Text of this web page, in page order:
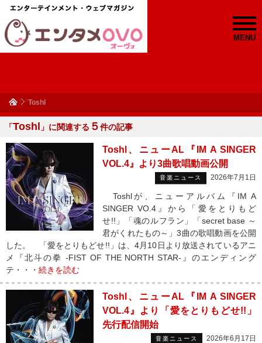
MENU
Toshl
「Toshl 」に関連する ５件の記事
Toshl、ニューAL『IM A SINGER
VOL.4』より3曲歌唱動画公開
音楽ニュース 2026年7月1日
Toshlが、ニューアルバム『IM A
SINGER VO.4』から「愛をとりもど
せ!!」「魂のルフラン」「secret base ～
君がくれたもの～」3曲の歌唱動画を公開
した。 「愛をとりもどせ!!」は、4月10日より放送されているアニ
メ『北斗の拳 -FIST OF THE NORTH STAR-』のエンディング
テ・・・ 続きを読む
Toshl、ニューAL『IM A SINGER
VOL.4』より「愛をとりもどせ!!」
先行配信開始
音楽ニュース 2026年6月17日